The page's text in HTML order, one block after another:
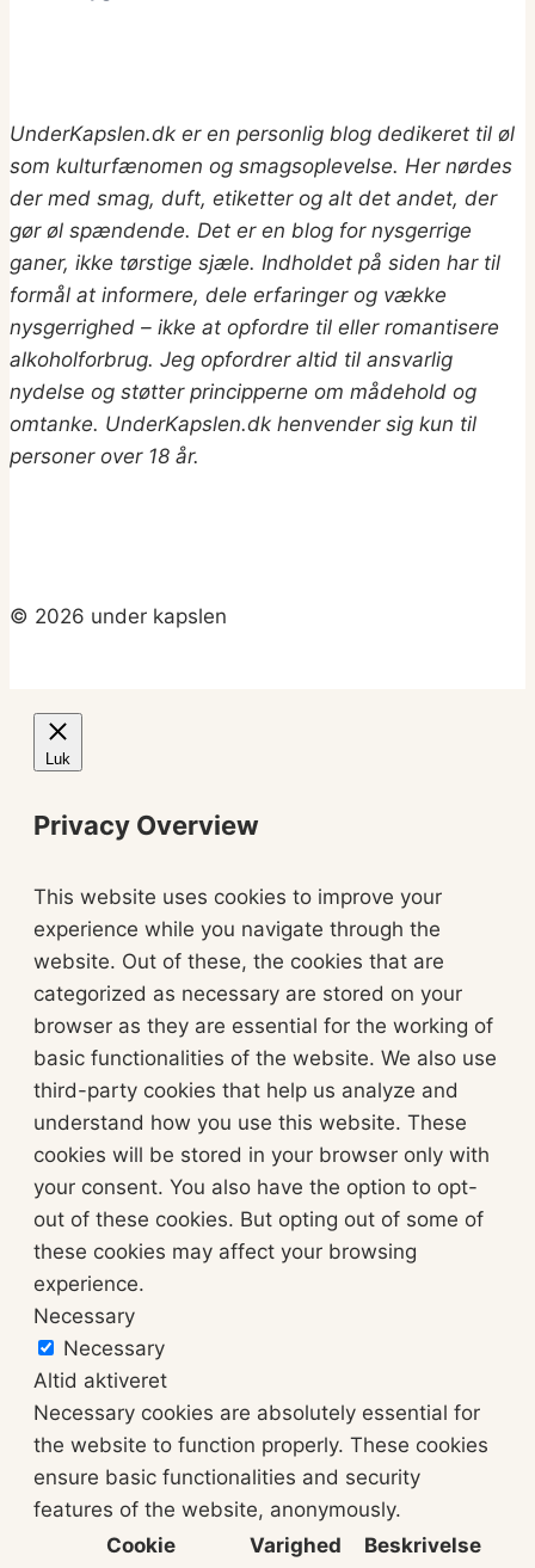
UnderKapslen.dk er en personlig blog dedikeret til øl
som kulturfænomen og smagsoplevelse. Her nørdes
der med smag, duft, etiketter og alt det andet, der
gør øl spændende. Det er en blog for nysgerrige
ganer, ikke tørstige sjæle. Indholdet på siden har til
formål at informere, dele erfaringer og vække
nysgerrighed – ikke at opfordre til eller romantisere
alkoholforbrug. Jeg opfordrer altid til ansvarlig
nydelse og støtter principperne om mådehold og
omtanke. UnderKapslen.dk henvender sig kun til
personer over 18 år.
© 2026 under kapslen
Luk
Privacy Overview
This website uses cookies to improve your
experience while you navigate through the
website. Out of these, the cookies that are
categorized as necessary are stored on your
browser as they are essential for the working of
basic functionalities of the website. We also use
third-party cookies that help us analyze and
understand how you use this website. These
cookies will be stored in your browser only with
your consent. You also have the option to opt-
out of these cookies. But opting out of some of
these cookies may affect your browsing
experience.
Necessary
Necessary
Altid aktiveret
Necessary cookies are absolutely essential for
the website to function properly. These cookies
ensure basic functionalities and security
features of the website, anonymously.
Cookie
Varighed Beskrivelse